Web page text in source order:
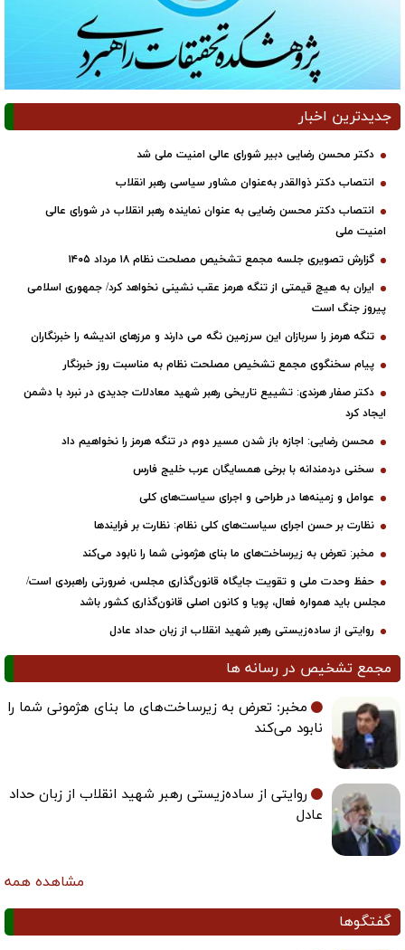
جدیدترین اخبار
دکتر محسن رضایی دبیر شورای عالی امنیت ملی شد
انتصاب دکتر ذوالقدر به‌عنوان مشاور سیاسی رهبر انقلاب
انتصاب دکتر محسن رضایی به عنوان نماینده رهبر انقلاب در شورای عالی
امنیت ملی
گزارش تصویری جلسه مجمع تشخیص مصلحت نظام ۱۸ مرداد ۱۴۰۵
ایران به هیچ قیمتی از تنگه هرمز عقب نشینی نخواهد کرد/ جمهوری اسلامی
پیروز جنگ است
تنگه هرمز را سربازان این سرزمین نگه می دارند و مرزهای اندیشه را خبرنگاران
پیام سخنگوی مجمع تشخیص مصلحت نظام به مناسبت روز خبرنگار
دکتر صفار هرندی: تشییع تاریخی رهبر شهید معادلات جدیدی در نبرد با دشمن
ایجاد کرد
محسن رضایی: اجازه باز شدن مسیر دوم در تنگه هرمز را نخواهیم داد
سخنی دردمندانه با برخی همسایگان عرب خلیج فارس
عوامل و زمینه‌ها در طراحی و اجرای سیاست‌های کلی
نظارت بر حسن اجرای سیاست‌های کلی نظام: نظارت بر فرایندها
مخبر: تعرض به زیرساخت‌های ما بنای هژمونی شما را نابود می‌کند
حفظ وحدت ملی و تقویت جایگاه قانون‌گذاری مجلس، ضرورتی راهبردی است/
مجلس باید همواره فعال، پویا و کانون اصلی قانون‌گذاری کشور باشد
روایتی از ساده‌زیستی رهبر شهید انقلاب از زبان حداد عادل
مجمع تشخیص در رسانه ها
مخبر: تعرض به زیرساخت‌های ما بنای هژمونی شما را
نابود می‌کند
روایتی از ساده‌زیستی رهبر شهید انقلاب از زبان حداد
عادل
مشاهده همه
گفتگوها